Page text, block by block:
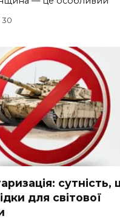
30
сутність,
для світової